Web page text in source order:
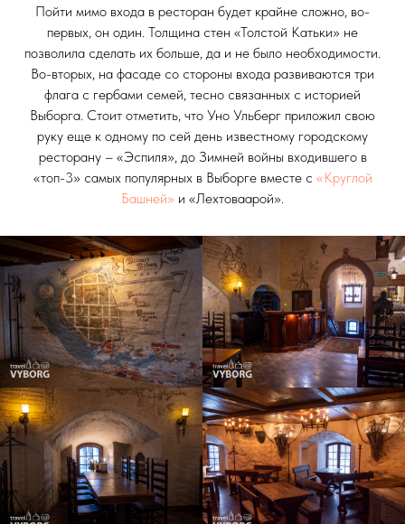
Пойти мимо входа в ресторан будет крайне сложно, во-
первых, он один. Толщина стен «Толстой Катьки» не
позволила сделать их больше, да и не было необходимости.
Во-вторых, на фасаде со стороны входа развиваются три
флага с гербами семей, тесно связанных с историей
Выборга. Стоит отметить, что Уно Ульберг приложил свою
руку еще к одному по сей день известному городскому
ресторану – «Эспиля», до Зимней войны входившего в
«топ-3» самых популярных в Выборге вместе с «Круглой
Башней» и «Лехтоваарой».